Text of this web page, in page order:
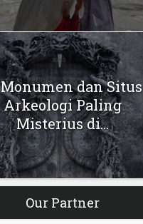
Monumen dan Situs
Arkeologi Paling
Misterius di...
Our Partner